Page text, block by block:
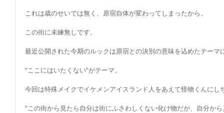
これは歳のせいでは無く、原宿自体が変わってしまったから。
この街に未練無しです。
最近公開された今期のルックは原宿との決別の意味を込めたテーマ
”ここにはいたくない”がテーマ。
今回は特殊メイクでイケメンアイスランド人をあえて怪物くんにし
”この街から見たら自分は街にふさわしくない化け物だが、自分か